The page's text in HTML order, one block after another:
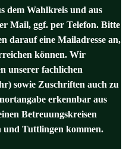
dem Wahlkreis und aus
Mail, ggf. per Telefon. Bitte
darauf eine Mailadresse an,
können. Wir
unserer fachlichen
sowie Zuschriften auch zu
erkennbar aus
Betreuungskreisen
und Tuttlingen kommen.